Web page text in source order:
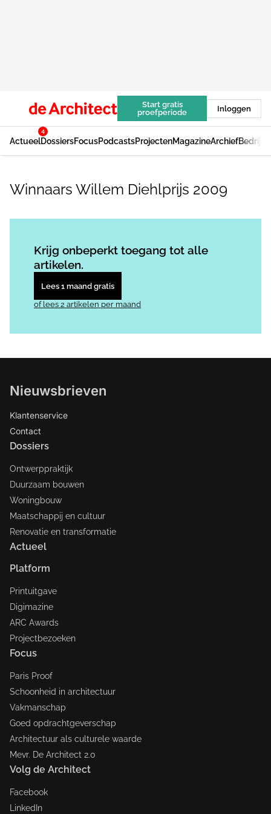
Start gratis
proefperiode
Inloggen
Actueel
4
DossiersFocusPodcastsProjectenMagazineArchief
Winnaars Willem Diehlprijs 2009
Krijg onbeperkt toegang tot alle
artikelen.
Lees 1 maand gratis
of lees 2 artikelen per maand
Nieuwsbrieven
Klantenservice
Contact
Dossiers
Ontwerppraktijk
Duurzaam bouwen
Woningbouw
Maatschappij en cultuur
Renovatie en transformatie
Actueel
Platform
Printuitgave
Digimazine
ARC Awards
Projectbezoeken
Focus
Paris Proof
Schoonheid in architectuur
Vakmanschap
Goed opdrachtgeverschap
Architectuur als culturele waarde
Mevr. De Architect 2.0
Volg de Architect
Facebook
LinkedIn